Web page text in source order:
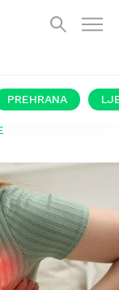
PREHRANA